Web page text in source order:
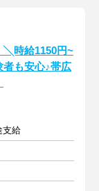
╲時給1150円~
も安心♪帯広
支給